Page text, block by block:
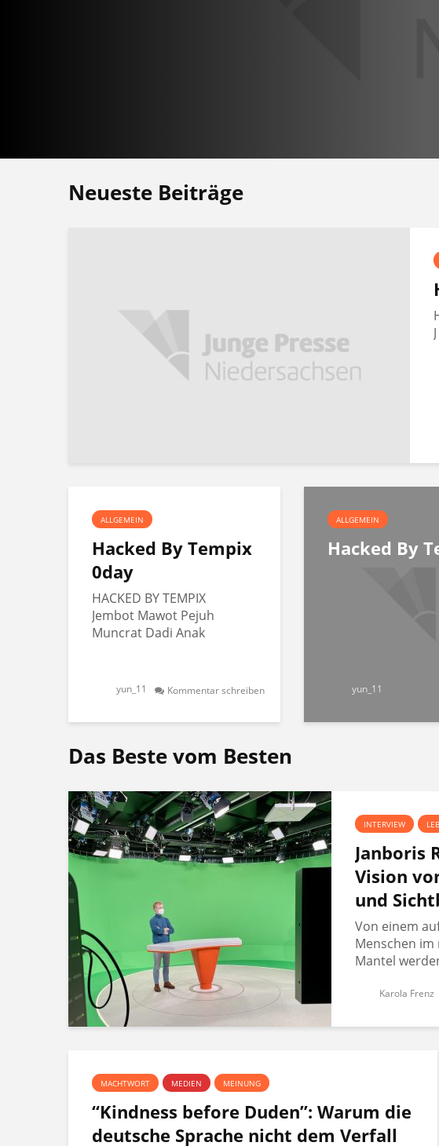
Neueste Beiträge
ALLGEMEIN
Hacked By Tempix
0day
HACKED BY TEMPIX
Jembot Mawot Pejuh
Muncrat Dadi Anak
yun_11 Kommentar schreiben
ALLGEMEIN
Hacked By
yun_11
Das Beste vom Besten
INTERVIEW
Janboris
Vision
und
Von einem
Menschen
Mantel
Karola Frenz
MACHTWORT MEDIEN MEINUNG
“Kindness before Duden”: Warum die
deutsche Sprache nicht dem Verfall